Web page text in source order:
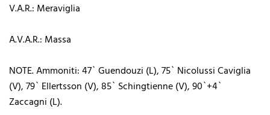
V.A.R.: Meraviglia
A.V.A.R.: Massa
NOTE. Ammoniti: 47` Guendouzi (L), 75` Nicolussi Caviglia
(V), 79` Ellertsson (V), 85` Schingtienne (V), 90`+4`
Zaccagni (L).